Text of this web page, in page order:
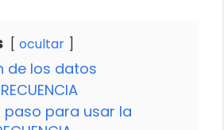
ocultar
de los datos
paso para usar la